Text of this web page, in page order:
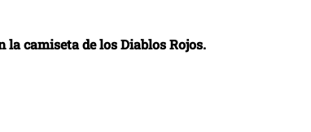
camiseta de los Diablos Rojos.